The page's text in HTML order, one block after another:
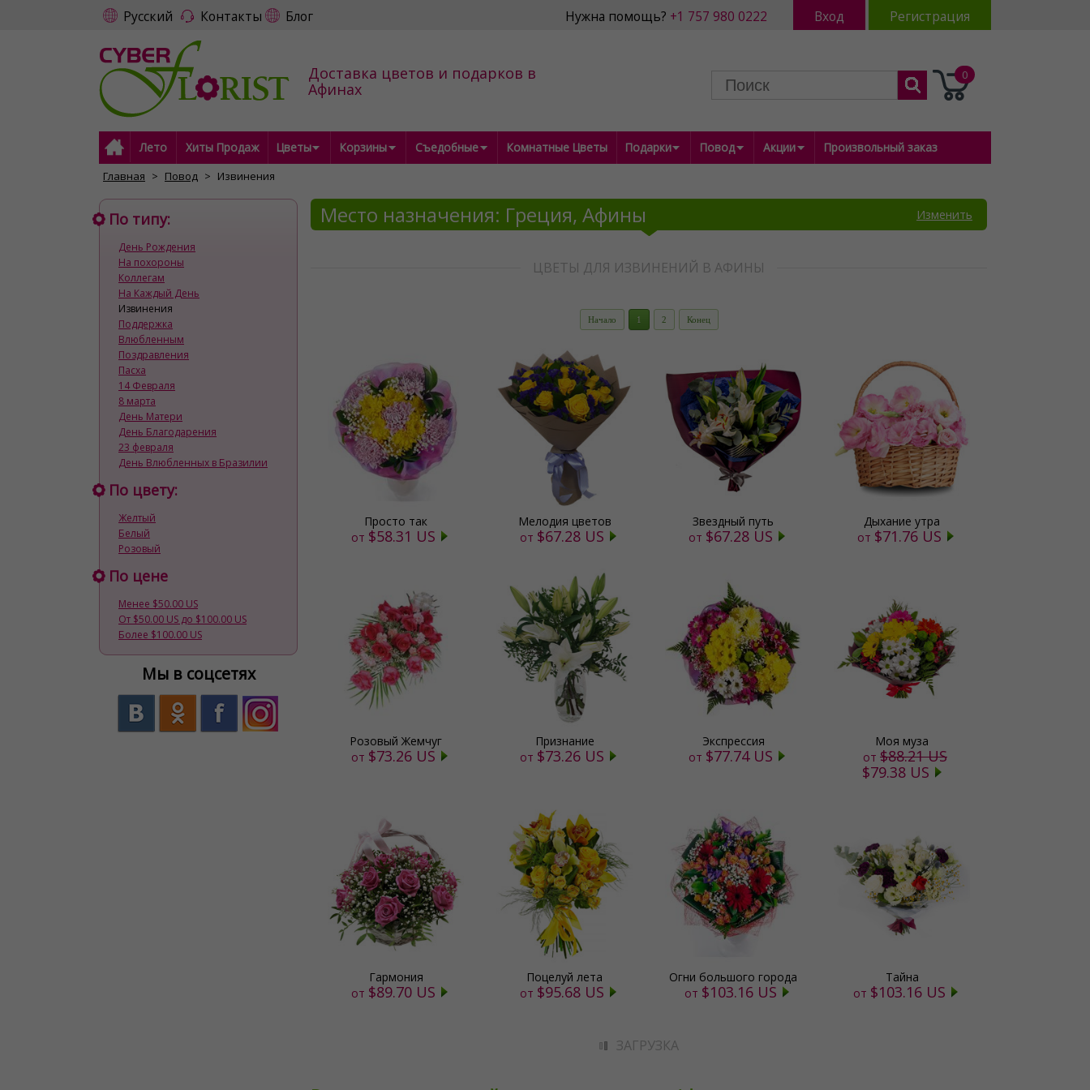
Русский Контакты Блог Нужна помощь? +1 757 980 0222 Вход Регистрация
Доставка цветов и подарков в
Афинах
0
Лето Хиты Продаж Цветы Корзины Съедобные Комнатные Цветы Подарки Повод Акции Произвольный заказ
Главная Повод Извинения
По типу:
День Рождения
На похороны
Коллегам
На Каждый День
Извинения
Поддержка
Влюбленным
Поздравления
Пасха
14 Февраля
8 марта
День Матери
День Благодарения
23 февраля
День Влюбленных в Бразилии
По цвету:
Желтый
Белый
Розовый
По цене
Менее $50.00 US
От $50.00 US до $100.00 US
Более $100.00 US
Мы в соцсетях
Место назначения: Греция, Афины Изменить
ЦВЕТЫ ДЛЯ ИЗВИНЕНИЙ В АФИНЫ
Начало 1 2 Конец
Просто так
от $58.31 US
Мелодия цветов
от $67.28 US
Звездный путь
от $67.28 US
Дыхание утра
от $71.76 US
Розовый Жемчуг
от $73.26 US
Признание
от $73.26 US
Экспрессия
от $77.74 US
Моя муза
от $88.21 US
$79.38 US
Гармония
от $89.70 US
Поцелуй лета
от $95.68 US
Огни большого города
от $103.16 US
Тайна
от $103.16 US
ЗАГРУЗКА